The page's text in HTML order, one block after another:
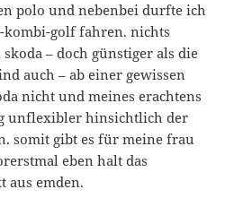
polo und nebenbei durfte ich
kombi-golf fahren. nichts
– doch günstiger als die
auch – ab einer gewissen
nicht und meines erachtens
unflexibler hinsichtlich der
somit gibt es für meine frau
eben halt das
aus emden.